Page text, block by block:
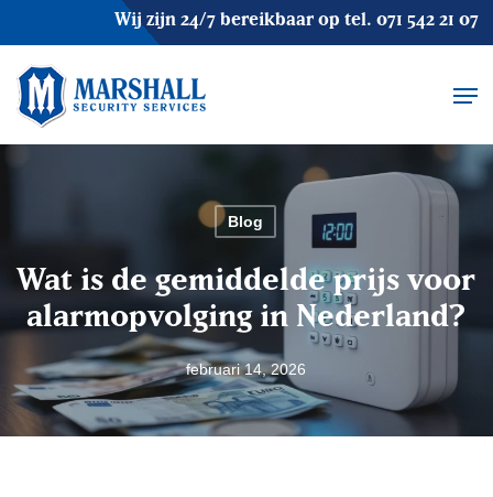
main
content
Wij zijn 24/7 bereikbaar op tel. 071 542 21 07
Blog
Wat is de gemiddelde prijs voor
alarmopvolging in Nederland?
februari 14, 2026